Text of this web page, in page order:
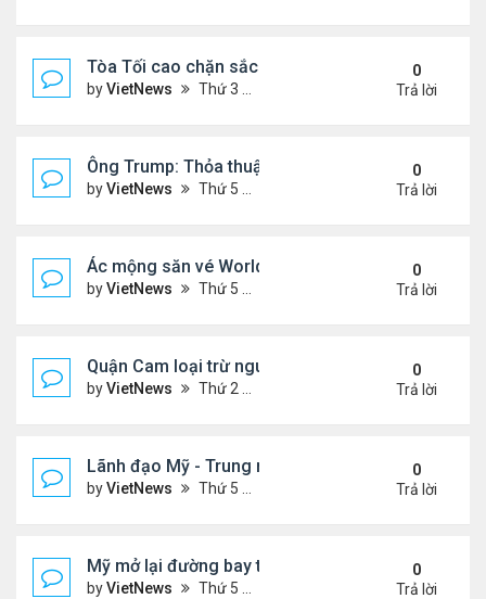
Tòa Tối cao chặn sắc lệnh xóa luật 'sinh ở Mỹ là
byVietNews Thứ 3 Tháng 6 30, 2026 5:52 pm
0
Trả lời
Ông Trump: Thỏa thuận với Iran là chiến thắng
byVietNews Thứ 5 Tháng 6 18, 2026 5:26 pm
0
Trả lời
Ác mộng săn vé World Cup
byVietNews Thứ 5 Tháng 6 04, 2026 4:49 pm
0
Trả lời
Quận Cam loại trừ nguy cơ bồn hóa chất phát nổ
byVietNews Thứ 2 Tháng 5 25, 2026 5:37 pm
0
Trả lời
Lãnh đạo Mỹ - Trung muốn gì ở nhau khi gặp
byVietNews Thứ 5 Tháng 5 14, 2026 3:05 pm
0
Trả lời
Mỹ mở lại đường bay thẳng tới Venezuela sau 7
byVietNews Thứ 5 Tháng 4 30, 2026 4:27 pm
0
Trả lời